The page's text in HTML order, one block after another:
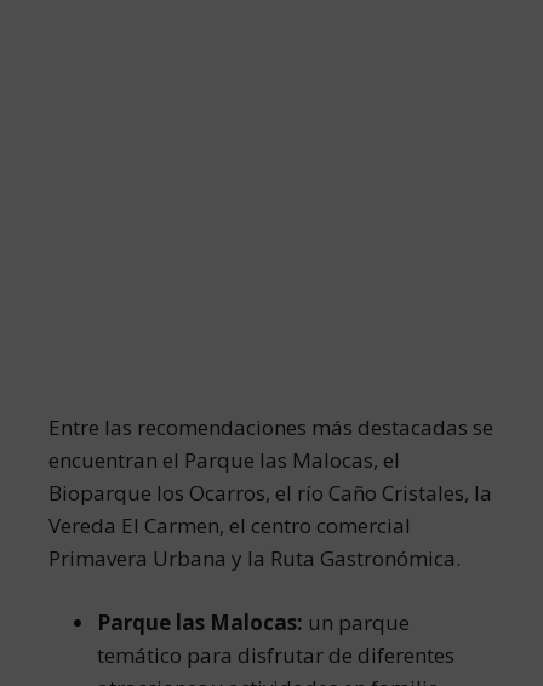
Entre las recomendaciones más destacadas se
encuentran el Parque las Malocas, el
Bioparque los Ocarros, el río Caño Cristales, la
Vereda El Carmen, el centro comercial
Primavera Urbana y la Ruta Gastronómica.
Parque las Malocas: un parque
temático para disfrutar de diferentes